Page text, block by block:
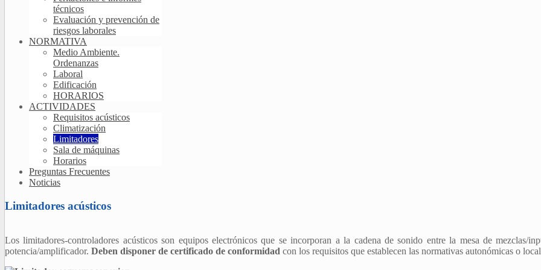
técnicos
Evaluación y prevención de
riesgos laborales
NORMATIVA
Medio Ambiente.
Ordenanzas
Laboral
Edificación
HORARIOS
ACTIVIDADES
Requisitos acústicos
Climatización
Limitadores
Sala de máquinas
Horarios
Preguntas Frecuentes
Noticias
Limitadores acústicos
Los limitadores-controladores acústicos son equipos electrónicos que se incorporan a la cadena de sonido entre la mesa de mezclas/
potencia/amplificador. Deben disponer de certificado de conformidad con los requisitos que establecen las normativas autonómicas o